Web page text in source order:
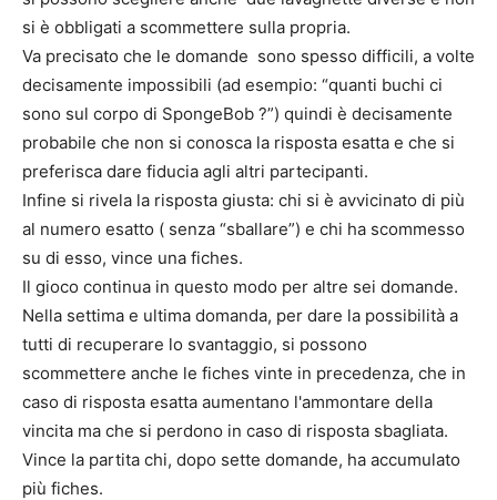
si è obbligati a scommettere sulla propria.
Va precisato che le domande sono spesso difficili, a volte
decisamente impossibili (ad esempio: “quanti buchi ci
sono sul corpo di SpongeBob ?”) quindi è decisamente
probabile che non si conosca la risposta esatta e che si
preferisca dare fiducia agli altri partecipanti.
Infine si rivela la risposta giusta: chi si è avvicinato di più
al numero esatto ( senza “sballare”) e chi ha scommesso
su di esso, vince una fiches.
Il gioco continua in questo modo per altre sei domande.
Nella settima e ultima domanda, per dare la possibilità a
tutti di recuperare lo svantaggio, si possono
scommettere anche le fiches vinte in precedenza, che in
caso di risposta esatta aumentano l'ammontare della
vincita ma che si perdono in caso di risposta sbagliata.
Vince la partita chi, dopo sette domande, ha accumulato
più fiches.